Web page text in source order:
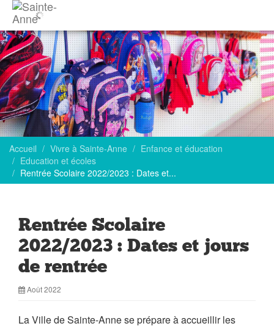
Accueil Vivre à Sainte-Anne
Enfance et éducation
Education et écoles
Rentrée Scolaire 2022/2023 : Dates et...
Rentrée Scolaire
2022/2023 : Dates et jours
de rentrée
Août 2022
La Ville de Sainte-Anne se prépare à accueillir les